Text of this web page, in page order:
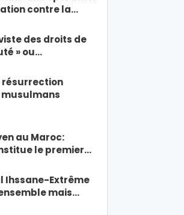
contre la…
des droits de
» ou…
résurrection
musulmans
au Maroc:
le premier…
Ihssane-Extrême
mais…